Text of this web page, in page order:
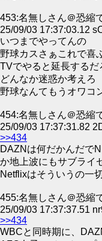
453:名無しさん＠恐縮
25/09/03 17:37:03.12
いつまでやってんの
野球カスさぁこれで喜
TVでやると延長するだ
どんなか迷惑か考えろ
野球なんてもうオワコ
454:名無しさん＠恐縮
25/09/03 17:37:31.82
>>434
DAZNは何だかんだで
か地上波にもサブライ
Netflixはそういうの一
455:名無しさん＠恐縮
25/09/03 17:37:37.51
>>434
WBCと同時期に、